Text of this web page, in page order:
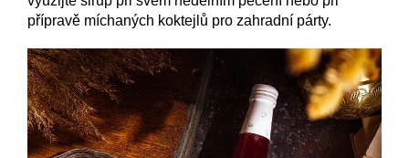
přípravě míchaných koktejlů pro zahradní párty.